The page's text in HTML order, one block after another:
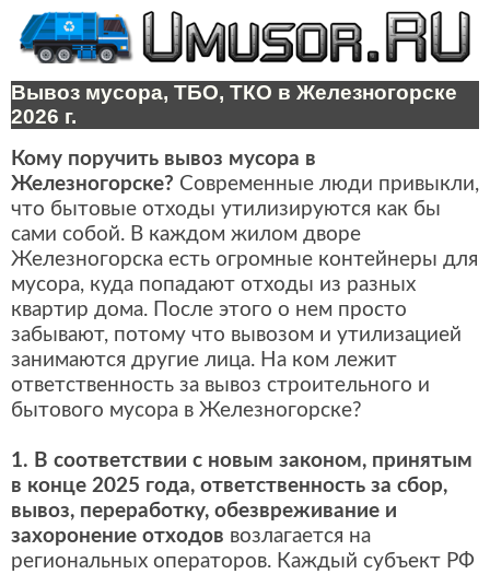
Вывоз мусора, ТБО, ТКО в Железногорске
2026 г.
Кому поручить вывоз мусора в
Железногорске? Современные люди привыкли,
что бытовые отходы утилизируются как бы
сами собой. В каждом жилом дворе
Железногорска есть огромные контейнеры для
мусора, куда попадают отходы из разных
квартир дома. После этого о нем просто
забывают, потому что вывозом и утилизацией
занимаются другие лица. На ком лежит
ответственность за вывоз строительного и
бытового мусора в Железногорске?
1. В соответствии с новым законом, принятым
в конце 2025 года, ответственность за сбор,
вывоз, переработку, обезвреживание и
захоронение отходов возлагается на
региональных операторов. Каждый субъект РФ